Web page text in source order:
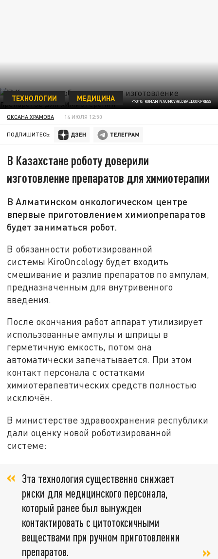
ФОТО: ROMAN NAUMOV/GLOBALLOOKPRESS
ТЕХНОЛОГИИ МЕДИЦИНА
ОКСАНА ХРАМОВА 14 ИЮЛЯ 12:50
ПОДПИШИТЕСЬ:
В Казахстане роботу доверили
изготовление препаратов для химиотерапии
В Алматинском онкологическом центре
впервые приготовлением химиопрепаратов
будет заниматься робот.
В обязанности роботизированной
системы KiroOncology будет входить
смешивание и разлив препаратов по ампулам,
предназначенным для внутривенного
введения.
После окончания работ аппарат утилизирует
использованные ампулы и шприцы в
герметичную емкость, потом она
автоматически запечатывается. При этом
контакт персонала с остатками
химиотерапевтических средств полностью
исключён.
В министерстве здравоохранения республики
дали оценку новой роботизированной
системе:
Эта технология существенно снижает
риски для медицинского персонала,
который ранее был вынужден
контактировать с цитотоксичными
веществами при ручном приготовлении
препаратов.